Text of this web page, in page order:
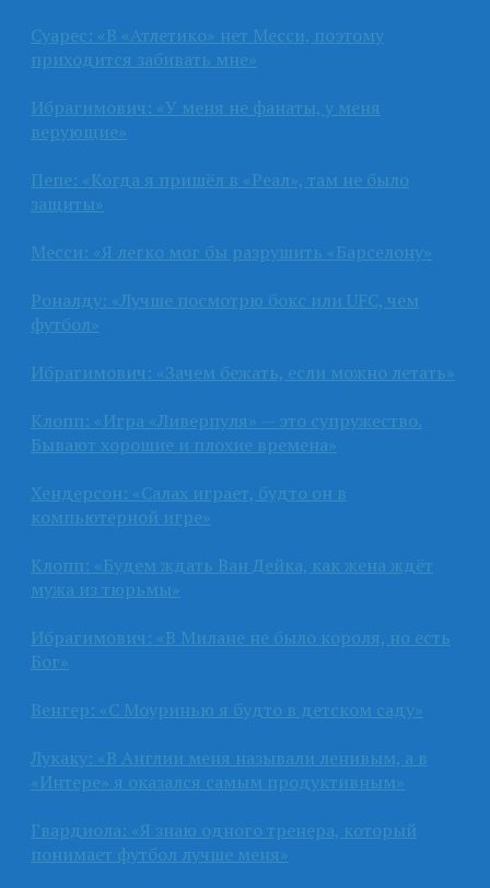
Суарес: «В «Атлетико» нет Месси, поэтому
приходится забивать мне»
Ибрагимович: «У меня не фанаты, у меня
верующие»
Пепе: «Когда я пришёл в «Реал», там не было
защиты»
Месси: «Я легко мог бы разрушить «Барселону»
Роналду: «Лучше посмотрю бокс или UFC, чем
футбол»
Ибрагимович: «Зачем бежать, если можно летать»
Клопп: «Игра «Ливерпуля» — это супружество.
Бывают хорошие и плохие времена»
Хендерсон: «Салах играет, будто он в
компьютерной игре»
Клопп: «Будем ждать Ван Дейка, как жена ждёт
мужа из тюрьмы»
Ибрагимович: «В Милане не было короля, но есть
Бог»
Венгер: «С Моуринью я будто в детском саду»
Лукаку: «В Англии меня называли ленивым, а в
«Интере» я оказался самым продуктивным»
Гвардиола: «Я знаю одного тренера, который
понимает футбол лучше меня»